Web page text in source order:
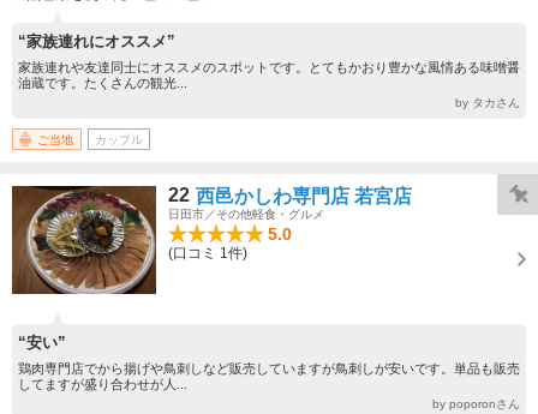
“家族連れにオススメ”
家族連れや友達同士にオススメのスポットです。とてもかおり豊かな風情ある味噌醤
油蔵です。たくさんの観光...
by タカさん
ご当地 カップル
22 西邑かしわ専門店 若宮店
日田市／その他軽食・グルメ
5.0
(口コミ 1件)
“安い”
鶏肉専門店でから揚げや鳥刺しなど販売していますが鳥刺しが安いです。単品も販売
してますが盛り合わせが人...
by poporonさん